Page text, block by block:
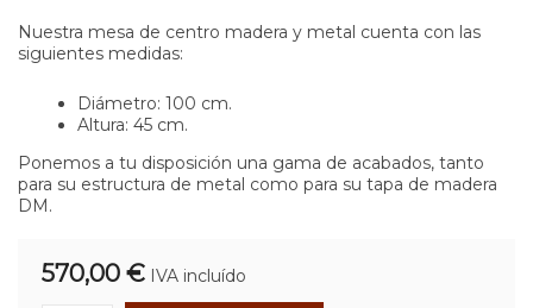
Nuestra mesa de centro madera y metal cuenta con las
siguientes medidas:
Diámetro: 100 cm.
Altura: 45 cm.
Ponemos a tu disposición una gama de acabados, tanto
para su estructura de metal como para su tapa de madera
DM.
570,00 € IVA incluído